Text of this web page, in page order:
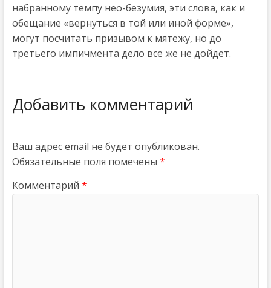
набранному темпу нео-безумия, эти слова, как и
обещание «вернуться в той или иной форме»,
могут посчитать призывом к мятежу, но до
третьего импичмента дело все же не дойдет.
Добавить комментарий
Ваш адрес email не будет опубликован.
Обязательные поля помечены *
Комментарий *